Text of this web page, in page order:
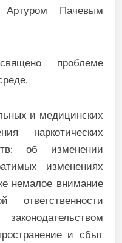
Пачевым
проблеме
и медицинских
наркотических
об изменении
изменениях
немалое внимание
и сбыт